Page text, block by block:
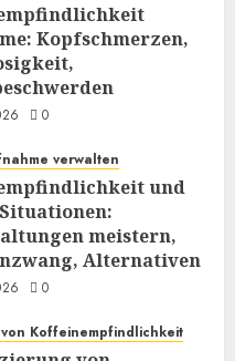
Kopfschmerzen,
0
verwalten
und
meistern,
Alternativen
0
von Koffeinempfindlichkeit